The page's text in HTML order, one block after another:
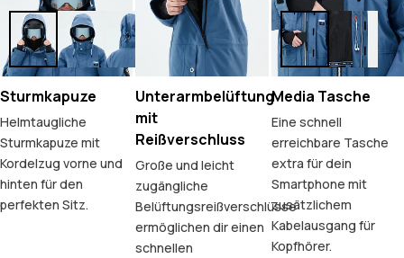
Sturmkapuze
Helmtaugliche
Sturmkapuze mit
Kordelzug vorne und
hinten für den
perfekten Sitz.
Unterarmbelüftung
mit
Reißverschluss
Große und leicht
zugängliche
Belüftungsreißverschlüsse
ermöglichen dir einen
schnellen
Media Tasche
Eine schnell
erreichbare Tasche
extra für dein
Smartphone mit
zusätzlichem
Kabelausgang für
Kopfhörer.